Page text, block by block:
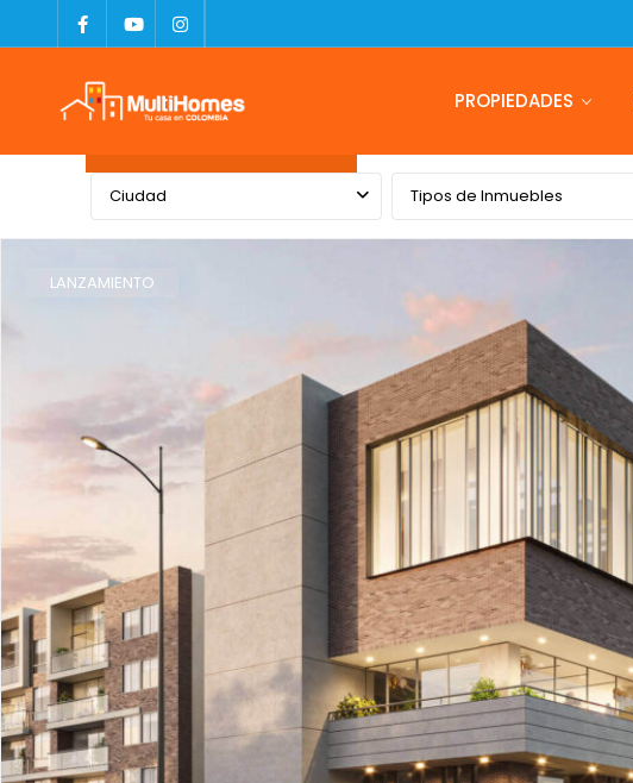
PROPIEDADES
Ciudad Tipos de Inmuebles
LANZAMIENTO